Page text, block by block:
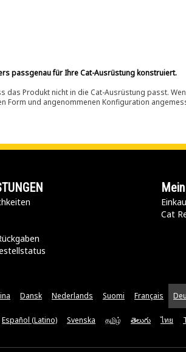
passgenau für Ihre Cat-Ausrüstung konstruiert.
Produkt nicht in die Cat-Ausrüstung passt.
und angenommenen Konfiguration
Cat
Dansk Nederlands Suomi Français
Español (Latino) Svenska தமிழ் తెలుగు ไทย